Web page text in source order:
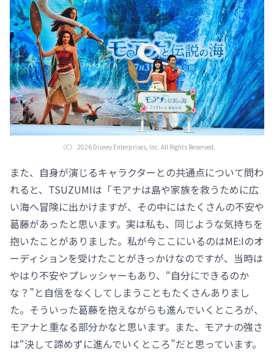
（C） 2026 Disney Enterprises, Inc. All Rights Reserved.
また、自身が演じるキャラクターとの共通点について問わ
れると、TSUZUMIは「モアナは島や家族を救うために広
い海へ冒険に出かけますが、その中にはたくさんの不安や
葛藤があったと思います。実は私も、同じような気持ちを
抱いたことがありました。私が今ここにいるのはME:Iのオ
ーディションを受けたことがきっかけなのですが、当時は
やはり不安やプレッシャーもあり、“自分にできるのか
な？”と自信をなくしてしまうこともたくさんありまし
た。そういった葛藤を抱えながらも進んでいくところが、
モアナと重なる部分かなと思います。また、モアナの強さ
は“決して諦めずに進んでいくところ”だと思っています。